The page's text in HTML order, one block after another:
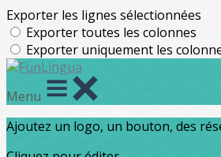
Exporter les lignes sélectionnées
Exporter toutes les colonnes
Exporter uniquement les
Menu
Ajoutez un logo, un bouton, des